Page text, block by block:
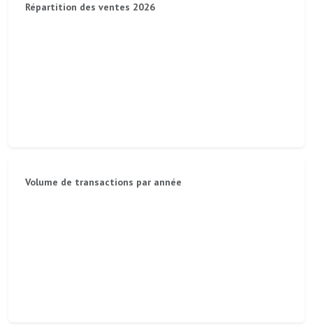
Répartition des ventes 2026
Volume de transactions par année